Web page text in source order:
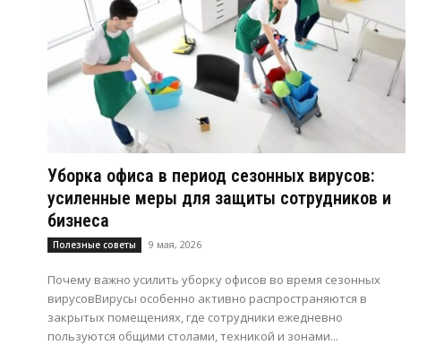
Уборка офиса в период сезонных вирусов:
усиленные меры для защиты сотрудников и
бизнеса
Полезные советы 9 мая, 2026
Почему важно усилить уборку офисов во время сезонных
вирусовВирусы особенно активно распространяются в
закрытых помещениях, где сотрудники ежедневно
пользуются общими столами, техникой и зонами...